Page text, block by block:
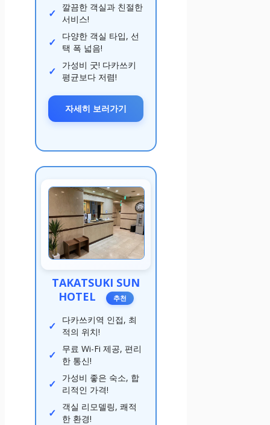
깔끔한 객실과 친절한
서비스!
다양한 객실 타입, 선
택 폭 넓음!
가성비 굿! 다카쓰키
평균보다 저렴!
자세히 보러가기
TAKATSUKI SUN
HOTEL
추천
다카쓰키역 인접, 최
적의 위치!
무료 Wi-Fi 제공, 편리
한 통신!
가성비 좋은 숙소, 합
리적인 가격!
객실 리모델링, 쾌적
한 환경!